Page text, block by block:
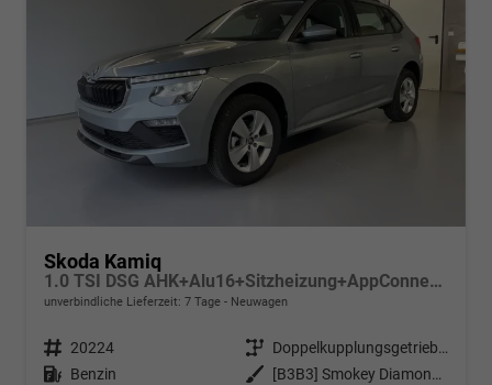
Skoda Kamiq
1.0 TSI DSG AHK+Alu16+Sitzheizung+AppConnect+GV5+LED+Nebel+Klima
unverbindliche Lieferzeit: 7 Tage Neuwagen
Fahrzeugnr. 20224 Getriebe
Doppelkupplungsgetriebe (DSG)
Kraftstoff Benzin Außenfarbe
[B3B3] Smokey Diamond-Silber Metallic